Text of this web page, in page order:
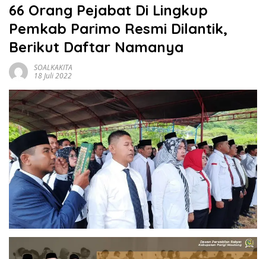
66 Orang Pejabat Di Lingkup
Pemkab Parimo Resmi Dilantik,
Berikut Daftar Namanya
SOALKAKITA
18 Juli 2022